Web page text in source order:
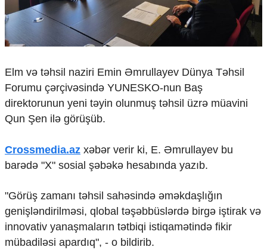
Araşdırma
Multimedia
Foto
İnfoqrafika
Podcast
Humanitar
Mədəniyyət
Diaspor
Yüksəliş hekayəsi
Zəfər Diasporu
Səhiyyə
Ailə və uşaq
Elm və təhsil naziri Emin Əmrullayev Dünya Təhsil
Forumu çərçivəsində YUNESKO-nun Baş
direktorunun yeni təyin olunmuş təhsil üzrə müavini
Qun Şen ilə görüşüb.
Crossmedia.az xəbər verir ki, E. Əmrullayev bu
barədə "X" sosial şəbəkə hesabında yazıb.
"Görüş zamanı təhsil sahəsində əməkdaşlığın
genişləndirilməsi, qlobal təşəbbüslərdə birgə iştirak və
innovativ yanaşmaların tətbiqi istiqamətində fikir
mübadiləsi apardıq", - o bildirib.